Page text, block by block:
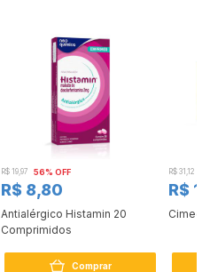
R$ 19,97 56% OFF
R$ 8,80
Antialérgico Histamin 20
Comprimidos
Comprar
R$ 31,12
R$